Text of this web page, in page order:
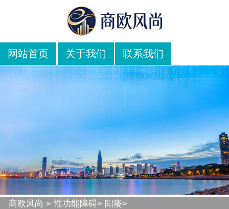
网站首页 关于我们 联系我们
商欧风尚 >性功能障碍> 阳痿>